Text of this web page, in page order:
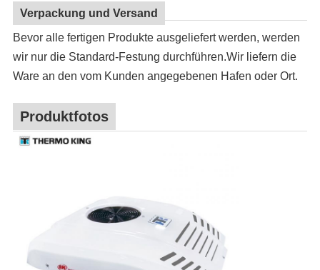
Verpackung und Versand
Bevor alle fertigen Produkte ausgeliefert werden, werden
wir nur die Standard-Festung durchführen.Wir liefern die
Ware an den vom Kunden angegebenen Hafen oder Ort.
Produktfotos